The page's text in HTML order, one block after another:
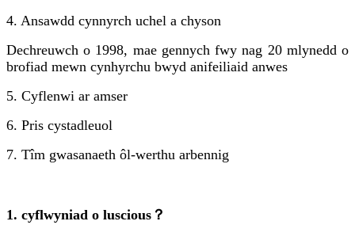
4. Ansawdd cynnyrch uchel a chyson
Dechreuwch o 1998, mae gennych fwy nag 20 mlynedd o
brofiad mewn cynhyrchu bwyd anifeiliaid anwes
5. Cyflenwi ar amser
6. Pris cystadleuol
7. Tîm gwasanaeth ôl-werthu arbennig
1. cyflwyniad o luscious？